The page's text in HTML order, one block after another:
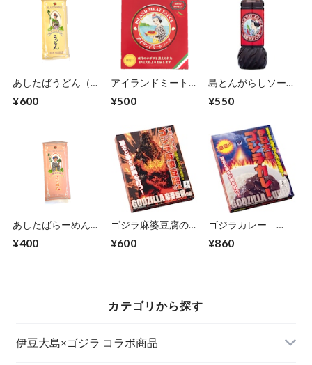
あしたばうどん（２
¥600
アイランドミートソ
¥500
島とんがらしソー
¥550
あしたばらーめん
き）
¥400
ゴジラ麻婆豆腐の
¥600
ゴジラカレー
¥860
カテゴリから探す
伊豆大島×ゴジラ コラボ商品